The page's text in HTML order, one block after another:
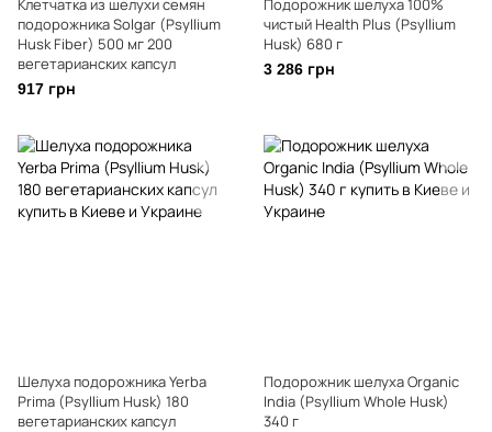
Клетчатка из шелухи семян
подорожника Solgar (Psyllium
Husk Fiber) 500 мг 200
вегетарианских капсул
917 грн
Подорожник шелуха 100%
чистый Health Plus (Psyllium
Husk) 680 г
3 286 грн
Шелуха подорожника Yerba
Prima (Psyllium Husk) 180
вегетарианских капсул
Подорожник шелуха Organic
India (Psyllium Whole Husk)
340 г